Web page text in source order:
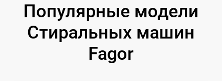
Популярные модели
Стиральных машин
Fagor